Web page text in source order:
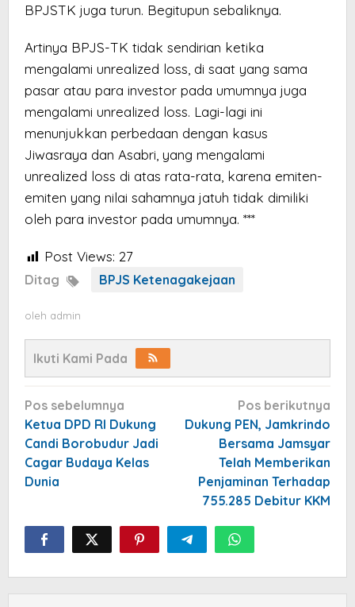
BPJSTK juga turun. Begitupun sebaliknya.
Artinya BPJS-TK tidak sendirian ketika
mengalami unrealized loss, di saat yang sama
pasar atau para investor pada umumnya juga
mengalami unrealized loss. Lagi-lagi ini
menunjukkan perbedaan dengan kasus
Jiwasraya dan Asabri, yang mengalami
unrealized loss di atas rata-rata, karena emiten-
emiten yang nilai sahamnya jatuh tidak dimiliki
oleh para investor pada umumnya. ***
Post Views: 27
Ditag BPJS Ketenagakejaan
oleh admin
Ikuti Kami Pada
Navigasi
pos
Pos sebelumnya
Ketua DPD RI Dukung
Candi Borobudur Jadi
Cagar Budaya Kelas
Dunia
Pos berikutnya
Dukung PEN, Jamkrindo
Bersama Jamsyar
Telah Memberikan
Penjaminan Terhadap
755.285 Debitur KKM